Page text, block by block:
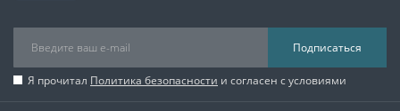
Подписаться
Я прочитал Политика безопасности и согласен с условиями